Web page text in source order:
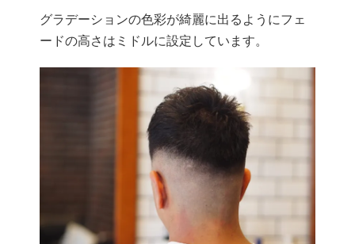
グラデーションの色彩が綺麗に出るようにフェ
ードの高さはミドルに設定しています。